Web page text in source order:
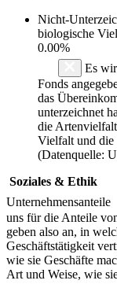
Nicht-
biologische
0.00%
Es
Fonds
das
unterzeichnet
die
Vielfalt und die
(Datenquelle:
Soziales & Ethik
Unternehmensanteile
uns für die Anteile
geben also an, in
Geschäftstätigkeit
wie sie Geschäfte
Art und Weise, wie